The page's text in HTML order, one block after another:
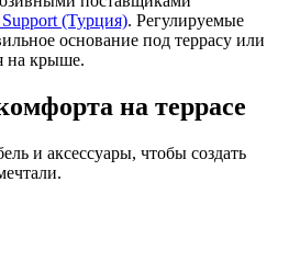
(Турция). Регулируемые
основание под террасу или
на крыше.
на террасе
и аксессуары, чтобы создать